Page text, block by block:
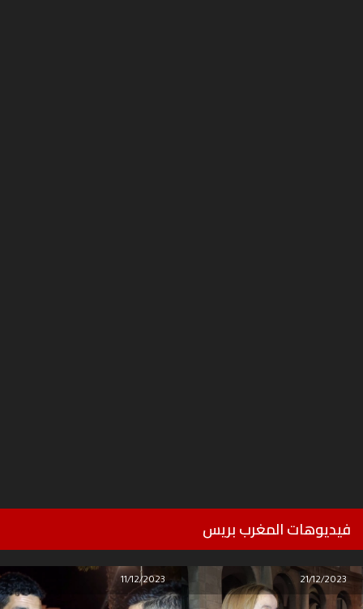
فيديوهات المغرب بريس
21/12/2023
11/12/2023